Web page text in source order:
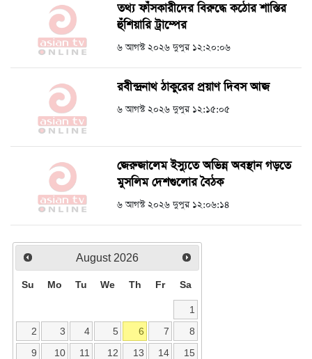
তথ্য ফাঁসকারীদের বিরুদ্ধে কঠোর শাস্তির
হুঁশিয়ারি ট্রাম্পের
৬ আগস্ট ২০২৬ দুপুর ১২:২০:০৬
রবীন্দ্রনাথ ঠাকুরের প্রয়াণ দিবস আজ
৬ আগস্ট ২০২৬ দুপুর ১২:১৫:০৫
জেরুজালেম ইস্যুতে অভিন্ন অবস্থান গড়তে
মুসলিম দেশগুলোর বৈঠক
৬ আগস্ট ২০২৬ দুপুর ১২:০৬:১৪
August 2026
Su Mo Tu We Th Fr Sa
1
2
3 4 5 6 7
8
9
10 11 12 13 14
15